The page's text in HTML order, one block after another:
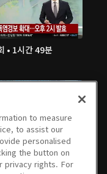
• 1시간 49분
• 1시간 44분
to measure
to assist our
personalised
the button on
privacy rights. For